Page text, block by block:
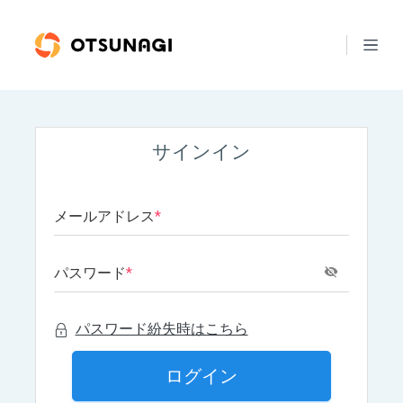
サインイン
メールアドレス*
パスワード*
パスワード紛失時はこちら
ログイン